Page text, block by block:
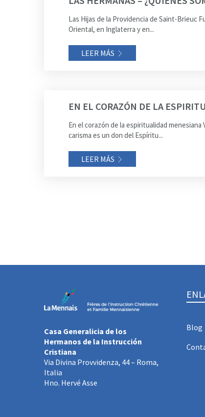
Las Hijas de la Providencia de Saint-Brieuc
Oriental, en Inglaterra y en...
LEER MÁS
EN EL CORAZÓN DE LA
En el corazón de la espiritualidad
carisma es un don del Espíritu...
LEER MÁS
Casa Generalicia de los
Hermanos de la Instrucción
Cristiana
Via Divina Provvidenza, 44 – Roma,
Italia
Hno. Hervé Asse
Blog